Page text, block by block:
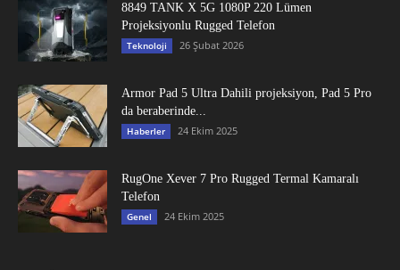
8849 TANK X 5G 1080P 220 Lümen
Projeksiyonlu Rugged Telefon
Teknoloji 26 Şubat 2026
Armor Pad 5 Ultra Dahili projeksiyon, Pad 5 Pro
da beraberinde...
Haberler 24 Ekim 2025
RugOne Xever 7 Pro Rugged Termal Kamaralı
Telefon
Genel 24 Ekim 2025